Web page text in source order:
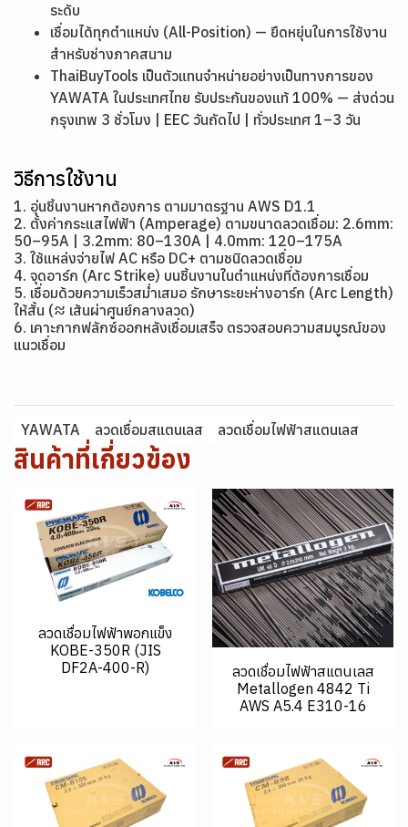
ระดับ
เชื่อมได้ทุกตำแหน่ง (All-Position) — ยืดหยุ่นในการใช้งาน
สำหรับช่างภาคสนาม
ThaiBuyTools เป็นตัวแทนจำหน่ายอย่างเป็นทางการของ
YAWATA ในประเทศไทย รับประกันของแท้ 100% — ส่งด่วน
กรุงเทพ 3 ชั่วโมง | EEC วันถัดไป | ทั่วประเทศ 1–3 วัน
วิธีการใช้งาน
1. อุ่นชิ้นงานหากต้องการ ตามมาตรฐาน AWS D1.1
2. ตั้งค่ากระแสไฟฟ้า (Amperage) ตามขนาดลวดเชื่อม: 2.6mm:
50–95A | 3.2mm: 80–130A | 4.0mm: 120–175A
3. ใช้แหล่งจ่ายไฟ AC หรือ DC+ ตามชนิดลวดเชื่อม
4. จุดอาร์ก (Arc Strike) บนชิ้นงานในตำแหน่งที่ต้องการเชื่อม
5. เชื่อมด้วยความเร็วสม่ำเสมอ รักษาระยะห่างอาร์ก (Arc Length)
ให้สั้น (≈ เส้นผ่าศูนย์กลางลวด)
6. เคาะกากฟลักซ์ออกหลังเชื่อมเสร็จ ตรวจสอบความสมบูรณ์ของ
แนวเชื่อม
YAWATA ลวดเชื่อมสแตนเลส ลวดเชื่อมไฟฟ้าสแตนเลส
สินค้าที่เกี่ยวข้อง
ลวดเชื่อมไฟฟ้าพอกแข็ง
KOBE-350R (JIS
DF2A-400-R)
ลวดเชื่อมไฟฟ้าสแตนเลส
Metallogen 4842 Ti
AWS A5.4 E310-16